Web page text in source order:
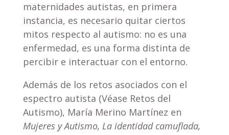
maternidades autistas, en primera
instancia, es necesario quitar ciertos
mitos respecto al autismo: no es una
enfermedad, es una forma distinta de
percibir e interactuar con el entorno.
Además de los retos asociados con el
espectro autista (Véase Retos del
Autismo), María Merino Martínez en
Mujeres y Autismo, La identidad camuflada,